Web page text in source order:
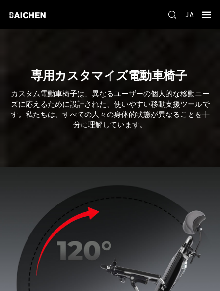
JA
専用カスタマイズ電動車椅子
カスタム電動車椅子は、異なるユーザーの個人的な移動ニー
ズに応えるために設計された、使いやすい移動支援ツールで
す。私たちは、すべての人々の身体的状態が異なることを十
分に理解しています。